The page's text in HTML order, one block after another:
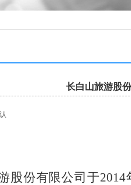
长白山旅游股
股份有限公司于